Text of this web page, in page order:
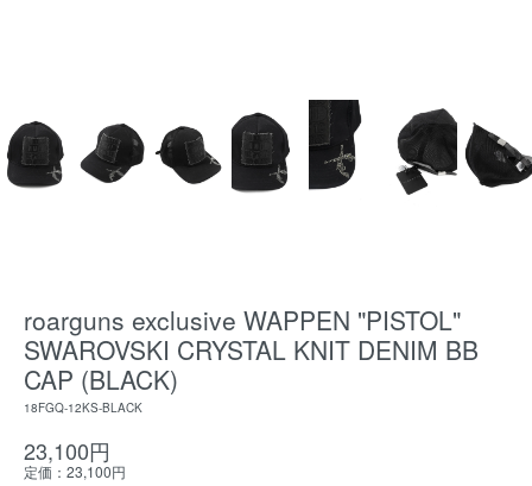
roarguns exclusive WAPPEN "PISTOL"
SWAROVSKI CRYSTAL KNIT DENIM BB
CAP (BLACK)
18FGQ-12KS-BLACK
23,100円
定価：23,100円